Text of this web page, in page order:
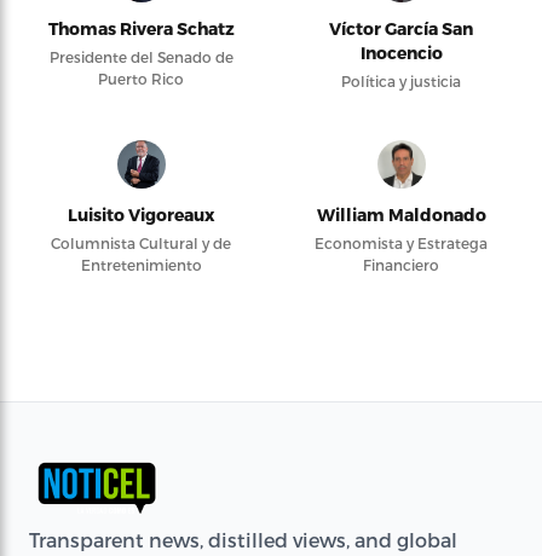
Thomas Rivera Schatz
Presidente del Senado de
Puerto Rico
Víctor García San
Inocencio
Política y justicia
Luisito Vigoreaux
Columnista Cultural y de
Entretenimiento
William Maldonado
Economista y Estratega
Financiero
Transparent news, distilled views, and global